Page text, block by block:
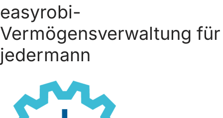
easyrobi-
Vermögensverwaltung für
jedermann